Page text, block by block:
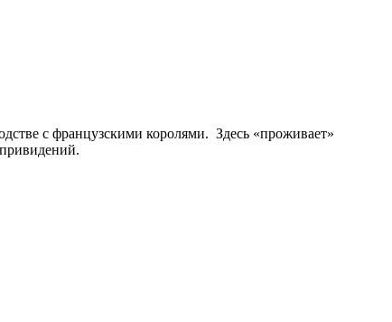
с французскими королями. Здесь «проживает»